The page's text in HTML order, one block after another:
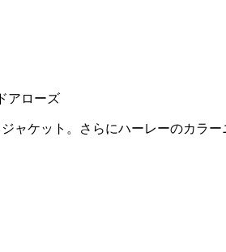
ャケット。さらにハーレーのカラ